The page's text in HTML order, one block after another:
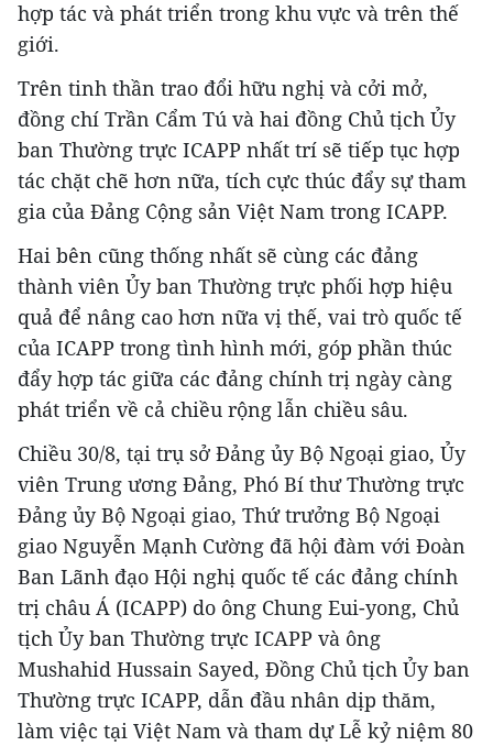
hợp tác và phát triển trong khu vực và trên thế
giới.
Trên tinh thần trao đổi hữu nghị và cởi mở,
đồng chí Trần Cẩm Tú và hai đồng Chủ tịch Ủy
ban Thường trực ICAPP nhất trí sẽ tiếp tục hợp
tác chặt chẽ hơn nữa, tích cực thúc đẩy sự tham
gia của Đảng Cộng sản Việt Nam trong ICAPP.
Hai bên cũng thống nhất sẽ cùng các đảng
thành viên Ủy ban Thường trực phối hợp hiệu
quả để nâng cao hơn nữa vị thế, vai trò quốc tế
của ICAPP trong tình hình mới, góp phần thúc
đẩy hợp tác giữa các đảng chính trị ngày càng
phát triển về cả chiều rộng lẫn chiều sâu.
Chiều 30/8, tại trụ sở Đảng ủy Bộ Ngoại giao, Ủy
viên Trung ương Đảng, Phó Bí thư Thường trực
Đảng ủy Bộ Ngoại giao, Thứ trưởng Bộ Ngoại
giao Nguyễn Mạnh Cường đã hội đàm với Đoàn
Ban Lãnh đạo Hội nghị quốc tế các đảng chính
trị châu Á (ICAPP) do ông Chung Eui-yong, Chủ
tịch Ủy ban Thường trực ICAPP và ông
Mushahid Hussain Sayed, Đồng Chủ tịch Ủy ban
Thường trực ICAPP, dẫn đầu nhân dịp thăm,
làm việc tại Việt Nam và tham dự Lễ kỷ niệm 80